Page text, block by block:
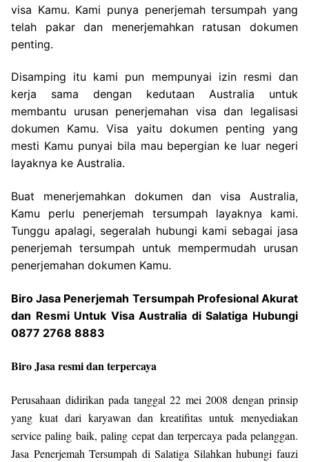
visa Kamu. Kami punya penerjemah tersumpah yang
telah pakar dan menerjemahkan ratusan dokumen
penting.
Disamping itu kami pun mempunyai izin resmi dan
kerja sama dengan kedutaan Australia untuk
membantu urusan penerjemahan visa dan legalisasi
dokumen Kamu. Visa yaitu dokumen penting yang
mesti Kamu punyai bila mau bepergian ke luar negeri
layaknya ke Australia.
Buat menerjemahkan dokumen dan visa Australia,
Kamu perlu penerjemah tersumpah layaknya kami.
Tunggu apalagi, segeralah hubungi kami sebagai jasa
penerjemah tersumpah untuk mempermudah urusan
penerjemahan dokumen Kamu.
Biro Jasa Penerjemah Tersumpah Profesional Akurat
dan Resmi Untuk Visa Australia di Salatiga Hubungi
0877 2768 8883
Biro Jasa resmi dan terpercaya
Perusahaan didirikan pada tanggal 22 mei 2008 dengan prinsip
yang kuat dari karyawan dan kreatifitas untuk menyediakan
service paling baik, paling cepat dan terpercaya pada pelanggan.
Jasa Penerjemah Tersumpah di Salatiga Silahkan hubungi fauzi